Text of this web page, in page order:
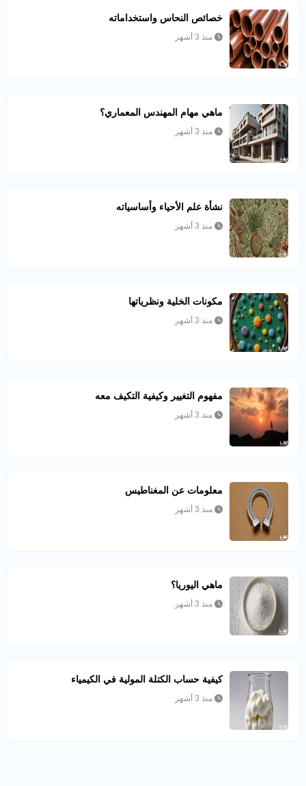
خصائص النحاس واستخداماته
منذ 3 أشهر
ماهي مهام المهندس المعماري؟
منذ 3 أشهر
نشأة علم الأحياء وأساسياته
منذ 3 أشهر
مكونات الخلية ونظرياتها
منذ 3 أشهر
مفهوم التغيير وكيفية التكيف معه
منذ 3 أشهر
معلومات عن المغناطيس
منذ 3 أشهر
ماهي اليوريا؟
منذ 3 أشهر
كيفية حساب الكتلة المولية في الكيمياء
منذ 3 أشهر